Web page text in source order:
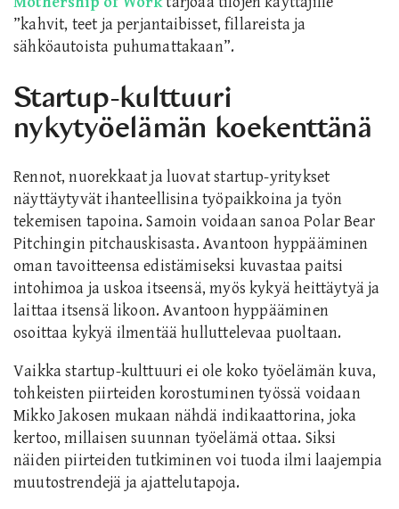
”kahvit, teet ja perjantaibisset, fillareista ja
sähköautoista puhumattakaan”.
Startup-kulttuuri
nykytyöelämän koekenttänä
Rennot, nuorekkaat ja luovat startup-yritykset
näyttäytyvät ihanteellisina työpaikkoina ja työn
tekemisen tapoina. Samoin voidaan sanoa Polar Bear
Pitchingin pitchauskisasta. Avantoon hyppääminen
oman tavoitteensa edistämiseksi kuvastaa paitsi
intohimoa ja uskoa itseensä, myös kykyä heittäytyä ja
laittaa itsensä likoon. Avantoon hyppääminen
osoittaa kykyä ilmentää hulluttelevaa puoltaan.
Vaikka startup-kulttuuri ei ole koko työelämän kuva,
tohkeisten piirteiden korostuminen työssä voidaan
Mikko Jakosen mukaan nähdä indikaattorina, joka
kertoo, millaisen suunnan työelämä ottaa. Siksi
näiden piirteiden tutkiminen voi tuoda ilmi laajempia
muutostrendejä ja ajattelutapoja.